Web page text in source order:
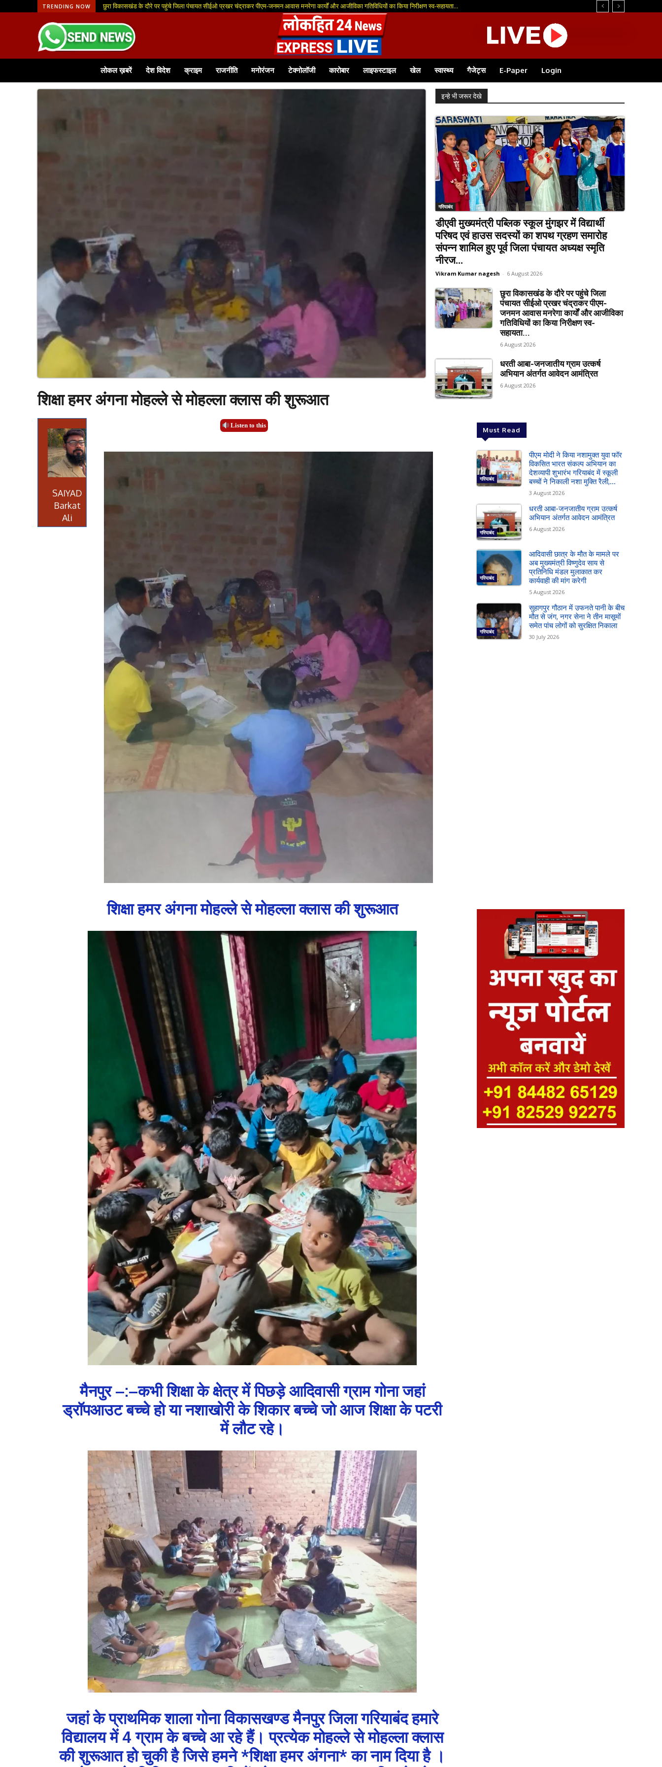
TRENDING NOW धरती आबा-जनजातीय ग्राम उत्कर्ष अभियान अंतर्गत आवेदन आमंत्रित
लोकल ख़बरें देश विदेश क्राइम राजनीति मनोरंजन टेक्नोलॉजी कारोबार लाइफस्टाइल खेल स्वास्थ्य गैजेट्स E-Paper Login
शिक्षा हमर अंगना मोहल्ले से मोहल्ला क्लास की शुरूआत
इन्हे भी जरूर देखे
गरियाबंद
डीएवी मुख्यमंत्री पब्लिक स्कूल मुंगझर में विद्यार्थी
परिषद एवं हाउस सदस्यों का शपथ ग्रहण समारोह
संपन्न शामिल हुए पूर्व जिला पंचायत अध्यक्ष स्मृति
नीरज...
Vikram Kumar nagesh - 6 August 2026
छुरा विकासखंड के दौरे पर पहुंचे जिला
पंचायत सीईओ प्रखर चंद्राकर पीएम-
जनमन आवास मनरेगा कार्यों और आजीविका
गतिविधियों का किया निरीक्षण स्व-
सहायता...
6 August 2026
धरती आबा-जनजातीय ग्राम उत्कर्ष
अभियान अंतर्गत आवेदन आमंत्रित
6 August 2026
Listen to this
SAIYAD
Barkat
Ali
शिक्षा हमर अंगना मोहल्ले से मोहल्ला क्लास की शुरूआत
मैनपुर –:–कभी शिक्षा के क्षेत्र में पिछड़े आदिवासी ग्राम गोना जहां
ड्रॉपआउट बच्चे हो या नशाखोरी के शिकार बच्चे जो आज शिक्षा के पटरी
में लौट रहे।
जहां के प्राथमिक शाला गोना विकासखण्ड मैनपुर जिला गरियाबंद हमारे
विद्यालय में 4 ग्राम के बच्चे आ रहे हैं। प्रत्येक मोहल्ले से मोहल्ला क्लास
की शुरूआत हो चुकी है जिसे हमने *शिक्षा हमर अंगना* का नाम दिया है ।
Must Read
गरियाबंद
पीएम मोदी ने किया नशामुक्त युवा फॉर
विकसित भारत संकल्प अभियान का
देशव्यापी शुभारंभ गरियाबंद में स्कूली
बच्चों ने निकाली नशा मुक्ति रैली,...
3 August 2026
गरियाबंद
धरती आबा-जनजातीय ग्राम उत्कर्ष
अभियान अंतर्गत आवेदन आमंत्रित
6 August 2026
गरियाबंद
आदिवासी छात्र के मौत के मामले पर
अब मुख्यमंत्री विष्णुदेव साय से
प्रतिनिधि मंडल मुलाकात कर
कार्यवाही की मांग करेगी
5 August 2026
गरियाबंद
सुहागपुर गौठान में उफनते पानी के बीच
मौत से जंग, नगर सेना ने तीन मासूमों
समेत पांच लोगों को सुरक्षित निकाला
30 July 2026